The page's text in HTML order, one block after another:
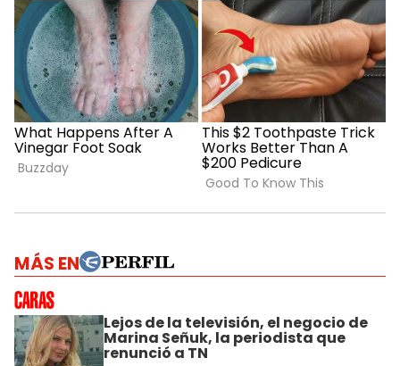
MÁS EN
Lejos de la televisión, el negocio de
Marina Señuk, la periodista que
renunció a TN